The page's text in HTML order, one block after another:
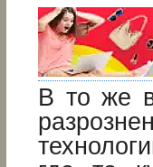
В то же